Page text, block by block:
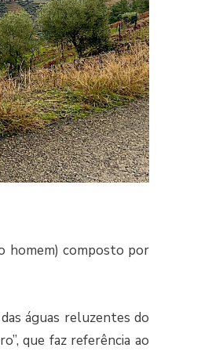
homem) composto por
águas reluzentes do
que faz referência ao